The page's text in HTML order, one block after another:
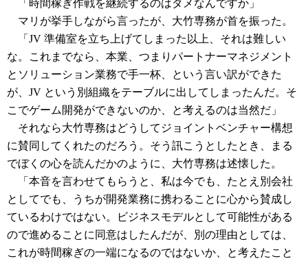
「時間稼ぎ作戦を継続するのはダメなんですか」
マリが挙手しながら言ったが、大竹専務が首を振った。
「JV 準備室を立ち上げてしまった以上、それは難しい
な。これまでなら、本業、つまりパートナーマネジメント
とソリューション業務で手一杯、という言い訳ができた
が、JV という別組織をテーブルに出してしまったんだ。そ
こでゲーム開発ができないのか、と考えるのは当然だ」
それなら大竹専務はどうしてジョイントベンチャー構想
に賛同してくれたのだろう。そう訊こうとしたとき、まる
でぼくの心を読んだかのように、大竹専務は述懐した。
「本音を言わせてもらうと、私は今でも、たとえ別会社
としてでも、うちが開発業務に携わることに心から賛成し
ているわけではない。ビジネスモデルとして可能性がある
ので進めることに同意はしたんだが、別の理由としては、
これが時間稼ぎの一端になるのではないか、と考えたこと